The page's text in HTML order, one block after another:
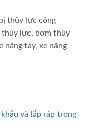
thủy lực công
thủy lực, bơm thủy
nâng tay, xe nâng
và lắp ráp trong